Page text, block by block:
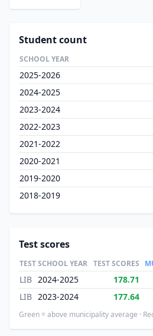
Student count
SCHOOL YEAR
2025-2026
2024-2025
2023-2024
2022-2023
2021-2022
2020-2021
2019-2020
2018-2019
Test scores
TESTSCHOOL YEAR TEST SCORES
LIB 2024-2025 178.71
LIB 2023-2024 177.64
Green = above municipality average ·